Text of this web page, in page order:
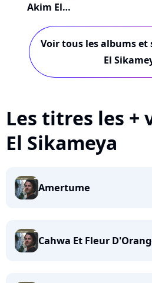
Akim El
Voir tous les albums et
El
Les titres les +
El Sikameya
Amertume
Cahwa Et Fleur